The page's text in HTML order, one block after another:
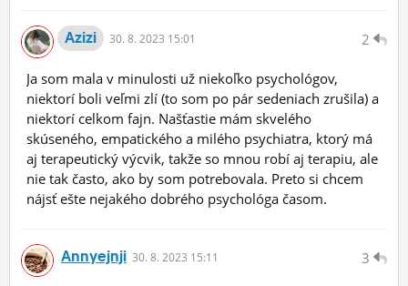
2
Azizi 30. 8. 2023 15:01
Ja som mala v minulosti už niekoľko psychológov,
niektorí boli veľmi zlí (to som po pár sedeniach zrušila) a
niektorí celkom fajn. Našťastie mám skvelého
skúseného, empatického a milého psychiatra, ktorý má
aj terapeutický výcvik, takže so mnou robí aj terapiu, ale
nie tak často, ako by som potrebovala. Preto si chcem
nájsť ešte nejakého dobrého psychológa časom.
3
Annyejnji 30. 8. 2023 15:11